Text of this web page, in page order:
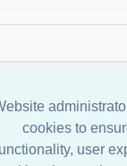
cookies to
user